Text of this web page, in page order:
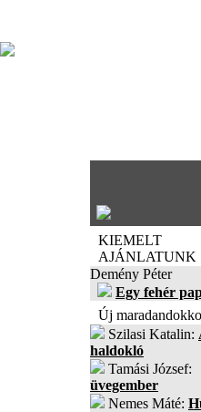
KIEMELT
AJÁNLATUNK
Demény Péter
Egy fehér
Új
Szilasi Katalin:
haldokló
Tamási József:
üvegember
Nemes Máté: